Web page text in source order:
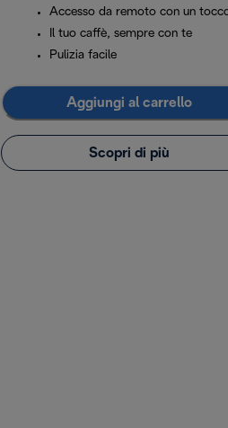
Accesso da remoto con un
Il tuo caffè, sempre con te
Pulizia facile
Aggiungi al carrello
Scopri di più